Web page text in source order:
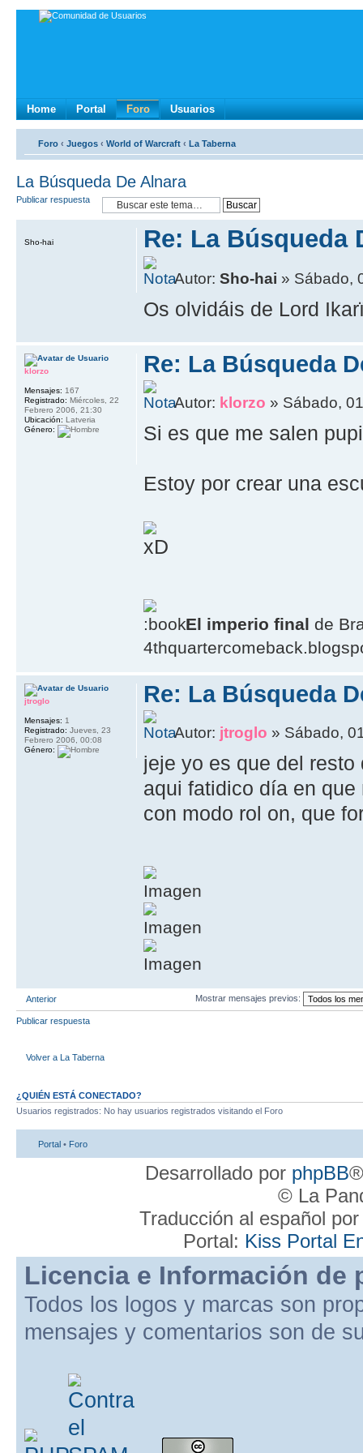
Home Portal Foro Usuarios
Foro ‹ Juegos ‹ World of Warcraft ‹ La Taberna
La Búsqueda De Alnara
Publicar respuesta
Re: La Búsqueda
Autor:Sho-hai » Sábado,
Os olvidáis de Lord
Sho-hai
Re: La Búsqueda
Autor: klorzo » Sábado,
Si es que me salen
Estoy por crear una
El imperio final de
klorzo
Mensajes: 167
Registrado: Miércoles, 22
Febrero 2006, 21:30
Ubicación: Latveria
Género:
Re: La Búsqueda
Autor: jtroglo » Sábado,
jeje yo es que del
aqui fatidico día en
con modo rol on, que
jtroglo
Mensajes: 1
Registrado: Jueves, 23
Febrero 2006, 00:08
Género:
Anterior Mostrar mensajes previos:
Publicar respuesta
Volver a La Taberna
¿QUIÉN ESTÁ CONECTADO?
Usuarios registrados: No hay usuarios registrados visitando el Foro
Portal • Foro
Desarrollado por phpBB
© La
Traducción al español
Portal: Kiss Portal
Licencia e Información de
Todos los logos y marcas son
mensajes y comentarios son de